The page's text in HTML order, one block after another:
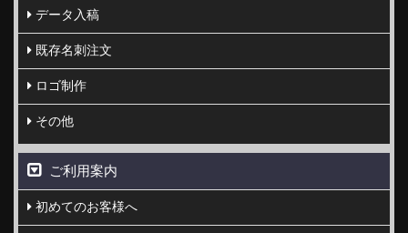
データ入稿
既存名刺注文
ロゴ制作
その他
ご利用案内
初めてのお客様へ